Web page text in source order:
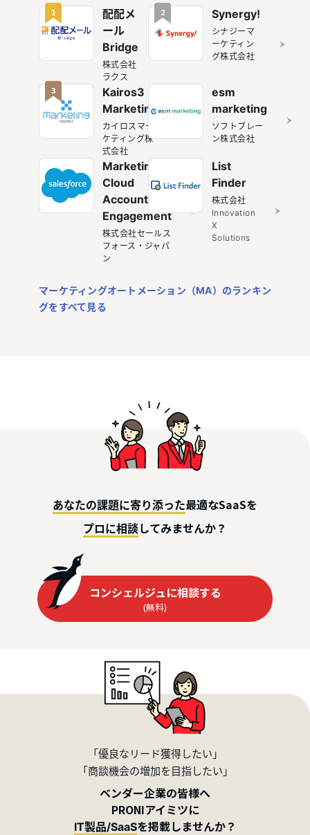
1
配配メ
ール
Bridge
株式会社
ラクス
2 Synergy!
シナジーマ
ーケティン
グ株式会社
3
Kairos3
Marketing
カイロスマー
ケティング株
式会社
esm
marketing
ソフトブレー
ン株式会社
Marketing
Cloud
Account
Engagement
株式会社セールス
フォース・ジャパ
ン
List
Finder
株式会社
Innovation
X
Solutions
マーケティングオートメーション（MA）のランキン
グをすべて見る
あなたの課題に寄り添った最適なSaaSを
プロに相談してみませんか？
コンシェルジュに相談する
(無料)
「優良なリード獲得したい」
「商談機会の増加を目指したい」
ベンダー企業の皆様へ
PRONIアイミツに
IT製品/SaaSを掲載しませんか？